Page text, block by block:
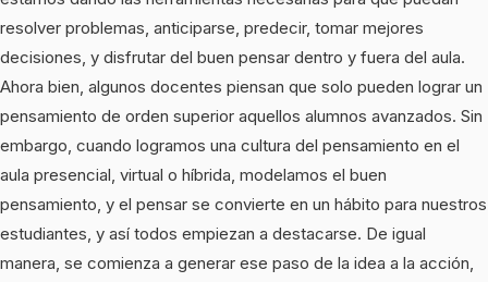
resolver problemas, anticiparse, predecir, tomar mejores
decisiones, y disfrutar del buen pensar dentro y fuera del aula.
Ahora bien, algunos docentes piensan que solo pueden lograr un
pensamiento de orden superior aquellos alumnos avanzados. Sin
embargo, cuando logramos una cultura del pensamiento en el
aula presencial, virtual o híbrida, modelamos el buen
pensamiento, y el pensar se convierte en un hábito para nuestros
estudiantes, y así todos empiezan a destacarse. De igual
manera, se comienza a generar ese paso de la idea a la acción,